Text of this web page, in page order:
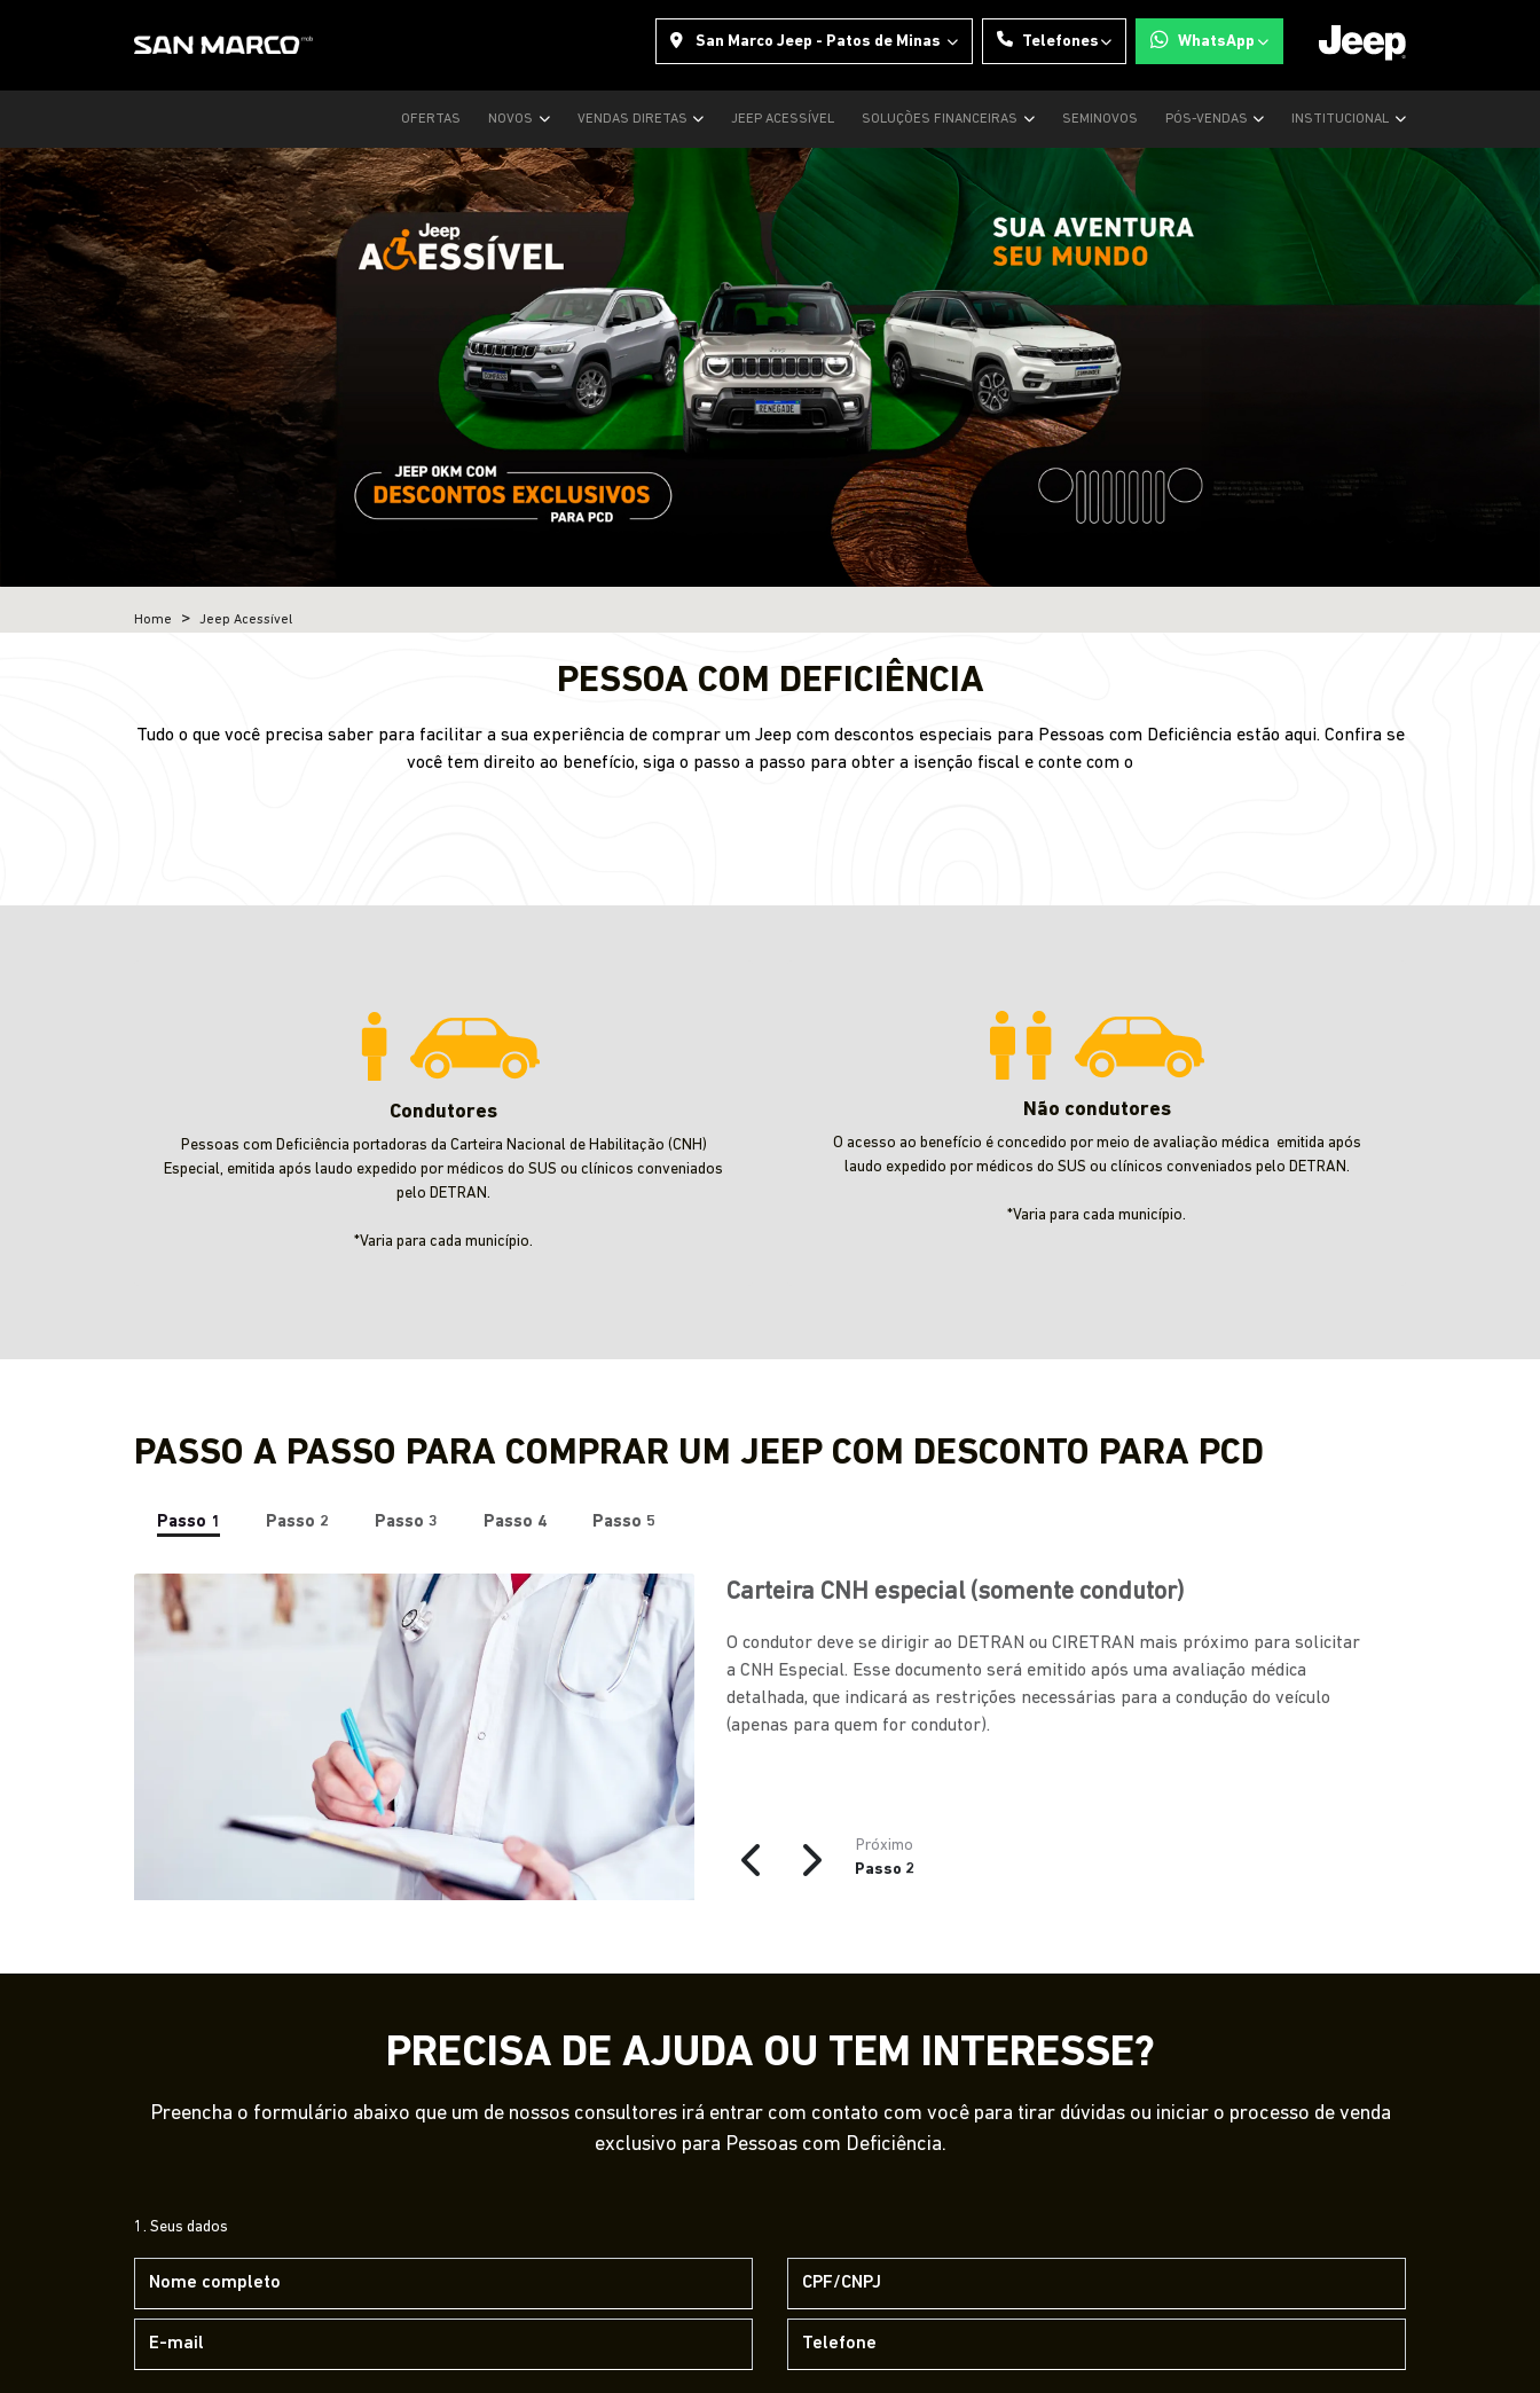
San Marco Jeep - Patos de Minas Telefones WhatsApp
OFERTAS NOVOS VENDAS DIRETAS JEEP ACESSÍVEL SOLUÇÕES FINANCEIRAS SEMINOVOS PÓS-VENDAS INSTITUCIONAL
Home Jeep Acessível
PESSOA COM DEFICIÊNCIA
Tudo o que você precisa saber para facilitar a sua experiência de comprar um Jeep com descontos especiais para Pessoas com Deficiência estão aqui. Confira se
você tem direito ao benefício, siga o passo a passo para obter a isenção fiscal e conte com o
Condutores
Pessoas com Deficiência portadoras da Carteira Nacional de Habilitação (CNH)
Especial, emitida após laudo expedido por médicos do SUS ou clínicos conveniados
pelo DETRAN.
*Varia para cada município.
Não condutores
O acesso ao benefício é concedido por meio de avaliação médica emitida após
laudo expedido por médicos do SUS ou clínicos conveniados pelo DETRAN.
*Varia para cada município.
PASSO A PASSO PARA COMPRAR UM JEEP COM DESCONTO PARA PCD
Passo 1 Passo 2 Passo 3 Passo 4 Passo 5
Carteira CNH especial (somente condutor)
O condutor deve se dirigir ao DETRAN ou CIRETRAN mais próximo para solicitar
a CNH Especial. Esse documento será emitido após uma avaliação médica
detalhada, que indicará as restrições necessárias para a condução do veículo
(apenas para quem for condutor).
Próximo
Passo 2
PRECISA DE AJUDA OU TEM INTERESSE?
Preencha o formulário abaixo que um de nossos consultores irá entrar com contato com você para tirar dúvidas ou iniciar o processo de venda
exclusivo para Pessoas com Deficiência.
1. Seus dados